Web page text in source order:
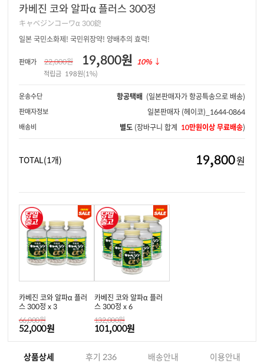
상품상세 후기 236 배송안내 이용안내
카베진 코와 알파α 플러스 300정
キャベジンコーワα 300錠
일본 국민소화제! 국민위장약! 양배추의 효력!
판매가 22,000원 19,800원 10% ↓
적립금 198원(1%)
운송수단 항공택배 (일본판매자가 항공특송으로 배송)
판매자정보 일본판매자 (헤이코)_1644-0864
배송비 별도 (장바구니 합계 10만원이상 무료배송)
TOTAL 19,800원
(1개)
카베진 코와 알파α 플러
스 300정 x 3
66,000원
52,000원
카베진 코와 알파α 플러
스 300정 x 6
132,000원
101,000원